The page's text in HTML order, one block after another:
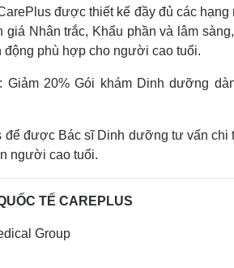
được thiết kế đầy đủ các
giá Nhân trắc, Khẩu phần và lâm
động phù hợp cho người cao tuổi.
20% Gói khám Dinh dưỡng
để được Bác sĩ Dinh dưỡng tư vấn chi
người cao tuổi.
TẾ CAREPLUS
Group